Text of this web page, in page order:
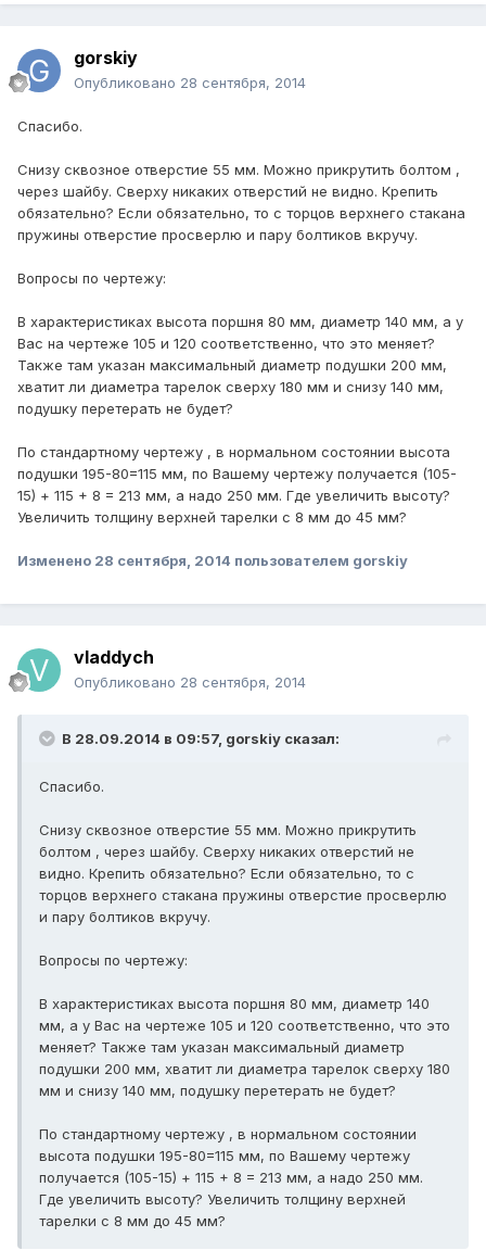
gorskiy
Опубликовано 28 сентября, 2014
Спасибо.
Снизу сквозное отверстие 55 мм. Можно прикрутить болтом ,
через шайбу. Сверху никаких отверстий не видно. Крепить
обязательно? Если обязательно, то с торцов верхнего стакана
пружины отверстие просверлю и пару болтиков вкручу.
Вопросы по чертежу:
В характеристиках высота поршня 80 мм, диаметр 140 мм, а у
Вас на чертеже 105 и 120 соответственно, что это меняет?
Также там указан максимальный диаметр подушки 200 мм,
хватит ли диаметра тарелок сверху 180 мм и снизу 140 мм,
подушку перетерать не будет?
По стандартному чертежу , в нормальном состоянии высота
подушки 195-80=115 мм, по Вашему чертежу получается (105-
15) + 115 + 8 = 213 мм, а надо 250 мм. Где увеличить высоту?
Увеличить толщину верхней тарелки с 8 мм до 45 мм?
Изменено 28 сентября, 2014 пользователем gorskiy
vladdych
Опубликовано 28 сентября, 2014
В 28.09.2014 в 09:57, gorskiy сказал:
Спасибо.
Снизу сквозное отверстие 55 мм. Можно прикрутить
болтом , через шайбу. Сверху никаких отверстий не
видно. Крепить обязательно? Если обязательно, то с
торцов верхнего стакана пружины отверстие просверлю
и пару болтиков вкручу.
Вопросы по чертежу:
В характеристиках высота поршня 80 мм, диаметр 140
мм, а у Вас на чертеже 105 и 120 соответственно, что это
меняет? Также там указан максимальный диаметр
подушки 200 мм, хватит ли диаметра тарелок сверху 180
мм и снизу 140 мм, подушку перетерать не будет?
По стандартному чертежу , в нормальном состоянии
высота подушки 195-80=115 мм, по Вашему чертежу
получается (105-15) + 115 + 8 = 213 мм, а надо 250 мм.
Где увеличить высоту? Увеличить толщину верхней
тарелки с 8 мм до 45 мм?